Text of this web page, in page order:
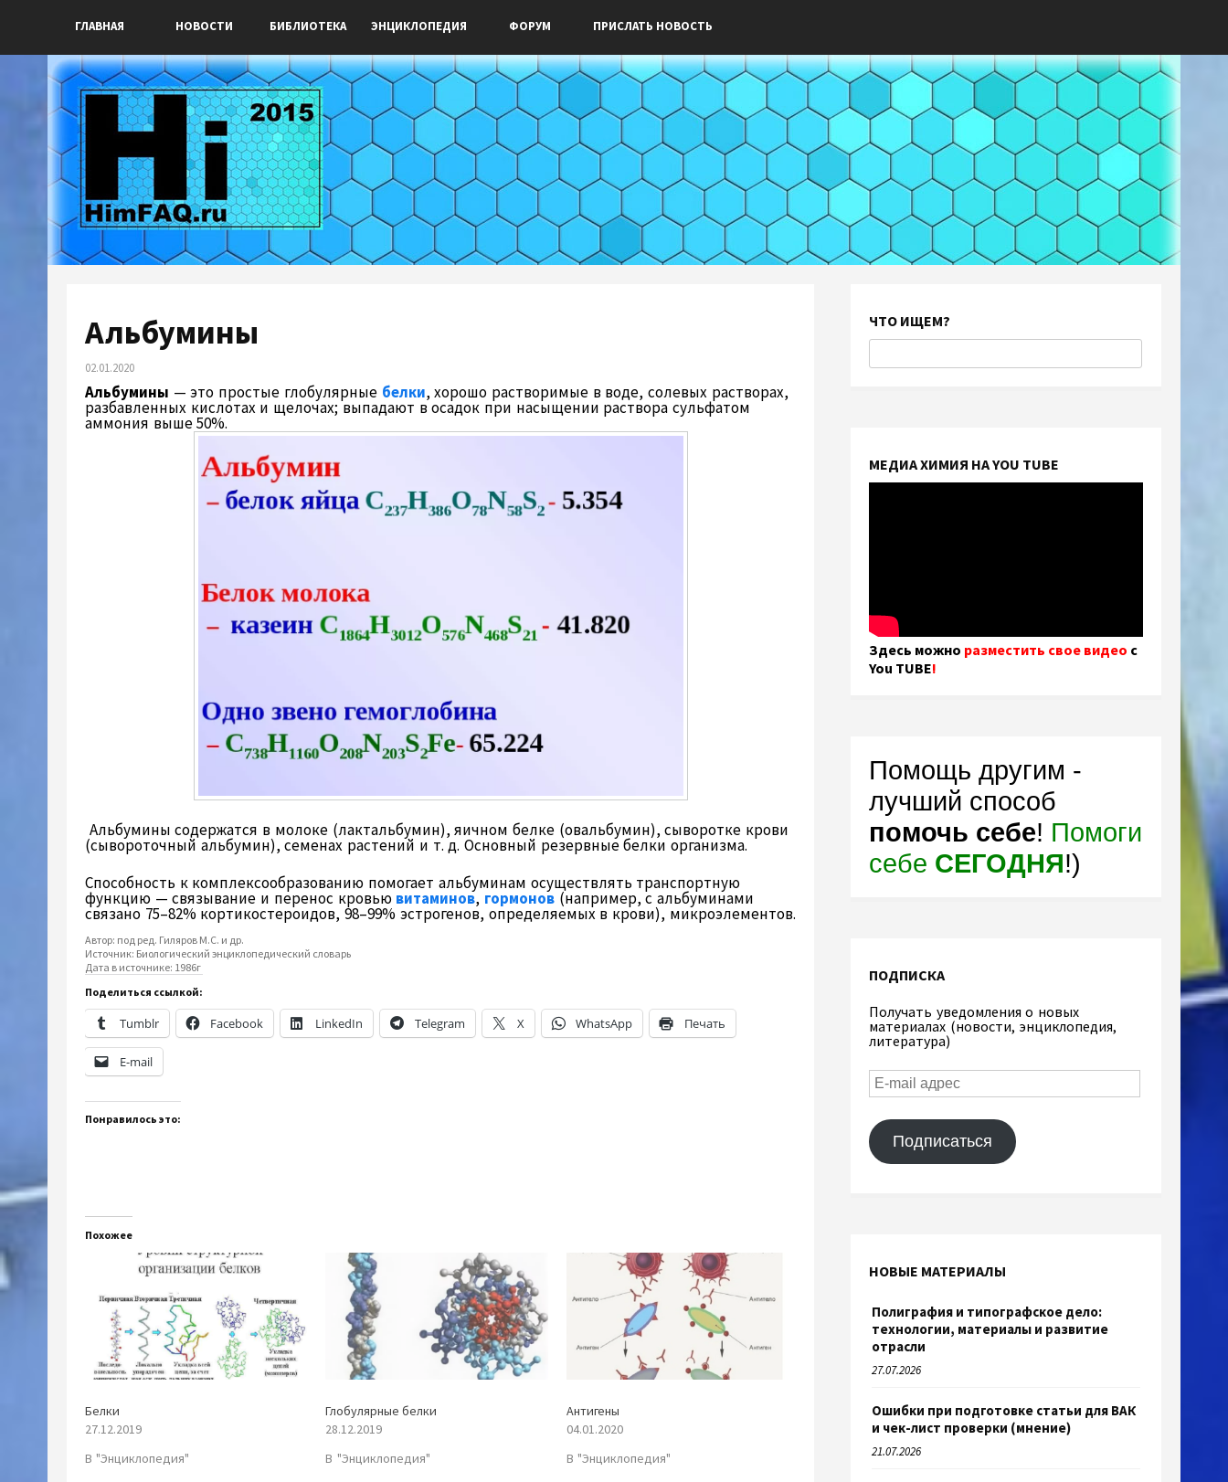
ГЛАВНАЯ НОВОСТИ БИБЛИОТЕКА ЭНЦИКЛОПЕДИЯ ФОРУМ ПРИСЛАТЬ НОВОСТЬ
Альбумины
02.01.2020
Альбумины — это простые глобулярные белки, хорошо растворимые в воде, солевых растворах,
разбавленных кислотах и щелочах; выпадают в осадок при насыщении раствора сульфатом
аммония выше 50%.
Альбумины содержатся в молоке (лактальбумин), яичном белке (овальбумин), сыворотке крови
(сывороточный альбумин), семенах растений и т. д. Основный резервные белки организма.
Способность к комплексообразованию помогает альбуминам осуществлять транспортную
функцию — связывание и перенос кровью витаминов, гормонов(например, с альбуминами
связано 75–82% кортикостероидов, 98–99% эстрогенов, определяемых в крови), микроэлементов.
Автор: под ред. Гиляров М.С. и др.
Источник: Биологический энциклопедический словарь
Дата в источнике: 1986г
Поделиться ссылкой:
Tumblr Facebook LinkedIn Telegram X WhatsApp Печать
E-mail
Понравилось это:
Похожее
Белки
27.12.2019
В "Энциклопедия"
Глобулярные белки
28.12.2019
В "Энциклопедия"
Антигены
04.01.2020
В "Энциклопедия"
ЧТО ИЩЕМ?
МЕДИА ХИМИЯ НА YOU TUBE
Здесь можно разместить свое видео с
You TUBE!
Помощь другим -
лучший способ
помочь себе! Помоги
себе СЕГОДНЯ!)
ПОДПИСКА
Получать уведомления о новых
материалах (новости, энциклопедия,
литература)
Подписаться
НОВЫЕ МАТЕРИАЛЫ
Полиграфия и типографское дело:
технологии, материалы и развитие
отрасли
27.07.2026
Ошибки при подготовке статьи для ВАК
и чек-лист проверки (мнение)
21.07.2026